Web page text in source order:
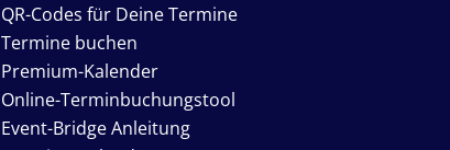
QR-Codes für Deine Termine
Termine buchen
Premium-Kalender
Online-Terminbuchungstool
Event-Bridge Anleitung